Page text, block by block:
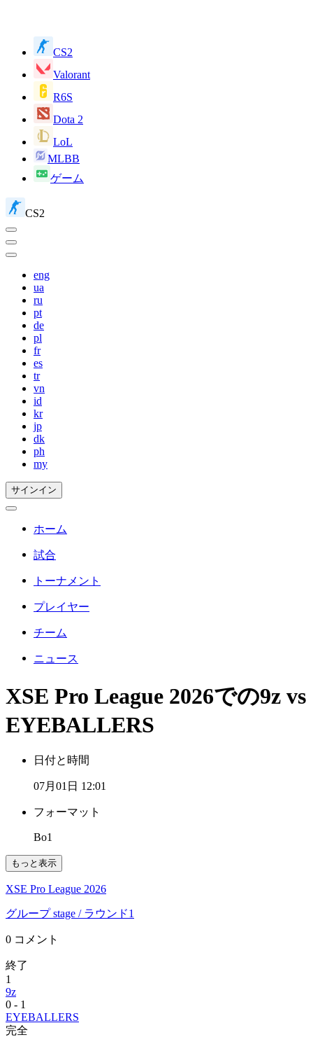
CS2
Valorant
R6S
Dota 2
LoL
MLBB
ゲーム
CS2
eng
ua
ru
pt
de
pl
fr
es
tr
vn
id
kr
jp
dk
ph
my
サインイン
ホーム
試合
トーナメント
プレイヤー
チーム
ニュース
XSE Pro League 2026での9z vs
EYEBALLERS
日付と時間
07月01日 12:01
フォーマット
Bo1
もっと表示
XSE Pro League 2026
グループ stage / ラウンド1
0 コメント
終了
1
9z
0 - 1
EYEBALLERS
完全